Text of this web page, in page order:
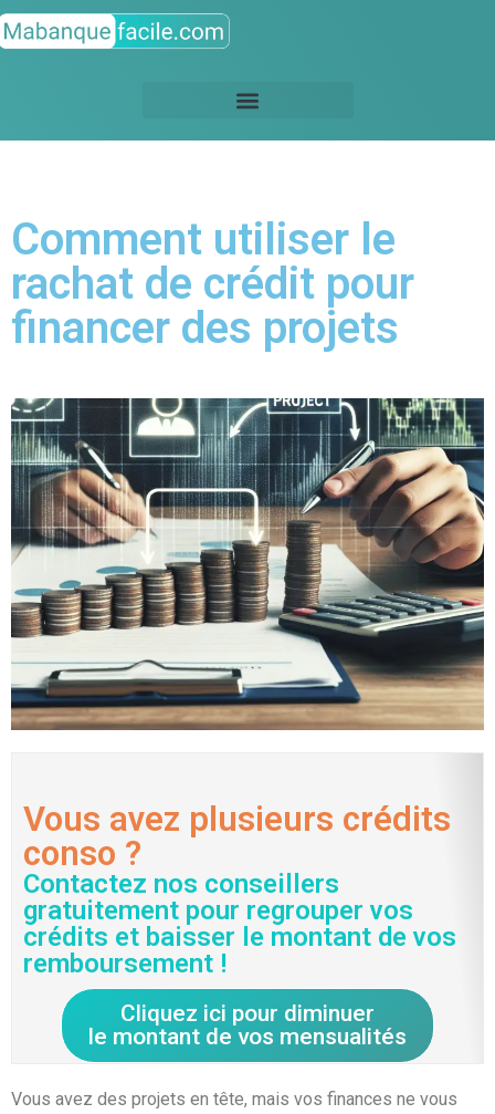
Comment utiliser le
rachat de crédit pour
financer des projets
Vous avez plusieurs crédits
conso ?
Contactez nos conseillers
gratuitement pour regrouper vos
crédits et baisser le montant de vos
remboursement !
Cliquez ici pour diminuer
le montant de vos mensualités
Vous avez des projets en tête, mais vos finances ne vous